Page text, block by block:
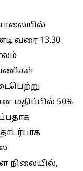
வரை 13.30
மதிப்பில் 50%
நிலையில்,